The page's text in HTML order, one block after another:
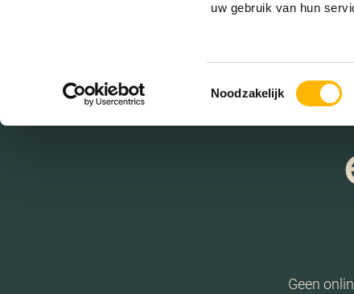
uw gebruik van hun
Toestemmingsselectie
Noodzakelijk
Geen